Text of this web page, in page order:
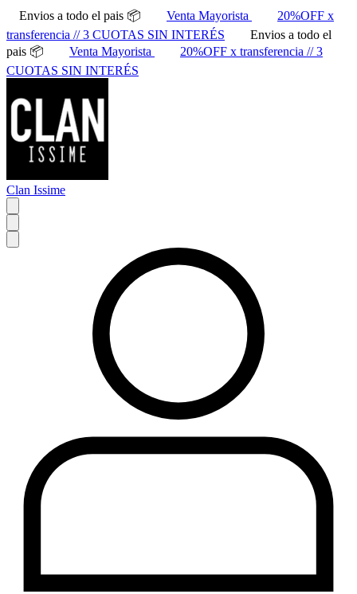
Envios a todo el pais 📦 Venta Mayorista
20%OFF x
transferencia // 3 CUOTAS SIN INTERÉS
Envios a todo el
pais 📦
Venta Mayorista
20%OFF x transferencia // 3
CUOTAS SIN INTERÉS
Clan Issime